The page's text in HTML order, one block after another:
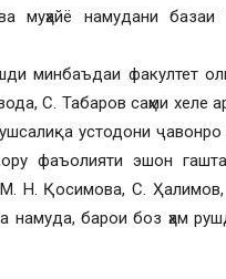
муҳайё намудани
минбаъдаи факултет
С. Табаров саҳми хеле
устодони
фаъолияти эшон
М. Н. Қосимова, С.
намуда, барои боз ҳам